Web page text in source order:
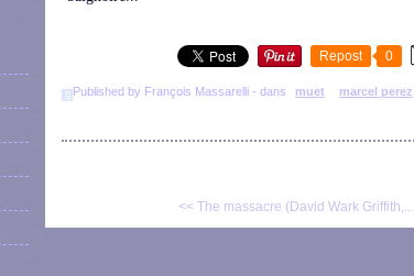
Repost 0
Published by François Massarelli - dans muet marcel perez
<< The massacre (David Wark Griffith,...